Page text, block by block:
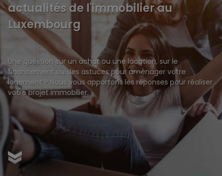
actualités de l'immobilier au
Luxembourg
Une question sur un achat ou une location, sur le
financement ou des astuces pour aménager votre
logement ? Nous vous apportons les réponses pour réaliser
votre projet immobilier.